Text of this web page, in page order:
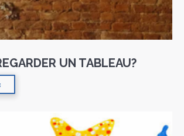
UN TABLEAU?